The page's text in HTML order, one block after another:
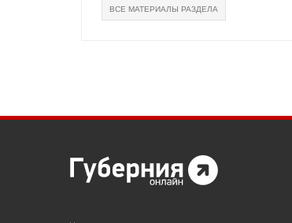
ВСЕ МАТЕРИАЛЫ РАЗДЕЛА